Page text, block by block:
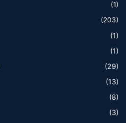
(1)
(203)
(1)
(1)
(29)
(13)
(8)
(3)